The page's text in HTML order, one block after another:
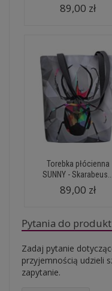
89,00 zł
Torebka płócienna
SUNNY - Skarabeus...
89,00 zł
Pytania do
Zadaj pytanie
przyjemnością udzieli
zapytanie.